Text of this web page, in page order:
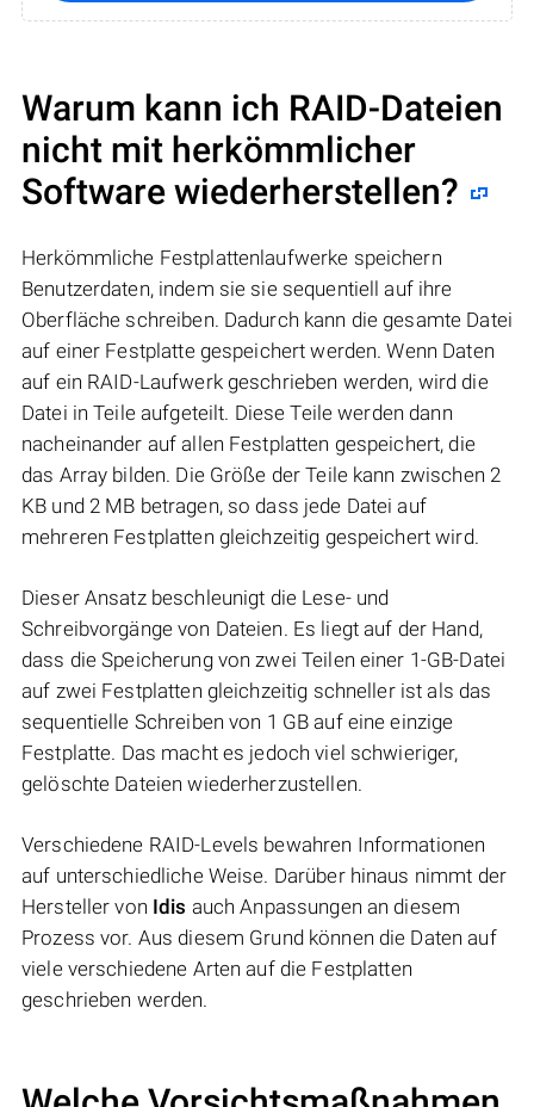
Warum kann ich RAID-Dateien
nicht mit herkömmlicher
Software wiederherstellen?
Herkömmliche Festplattenlaufwerke speichern
Benutzerdaten, indem sie sie sequentiell auf ihre
Oberfläche schreiben. Dadurch kann die gesamte Datei
auf einer Festplatte gespeichert werden. Wenn Daten
auf ein RAID-Laufwerk geschrieben werden, wird die
Datei in Teile aufgeteilt. Diese Teile werden dann
nacheinander auf allen Festplatten gespeichert, die
das Array bilden. Die Größe der Teile kann zwischen 2
KB und 2 MB betragen, so dass jede Datei auf
mehreren Festplatten gleichzeitig gespeichert wird.
Dieser Ansatz beschleunigt die Lese- und
Schreibvorgänge von Dateien. Es liegt auf der Hand,
dass die Speicherung von zwei Teilen einer 1-GB-Datei
auf zwei Festplatten gleichzeitig schneller ist als das
sequentielle Schreiben von 1 GB auf eine einzige
Festplatte. Das macht es jedoch viel schwieriger,
gelöschte Dateien wiederherzustellen.
Verschiedene RAID-Levels bewahren Informationen
auf unterschiedliche Weise. Darüber hinaus nimmt der
Hersteller von Idis auch Anpassungen an diesem
Prozess vor. Aus diesem Grund können die Daten auf
viele verschiedene Arten auf die Festplatten
geschrieben werden.